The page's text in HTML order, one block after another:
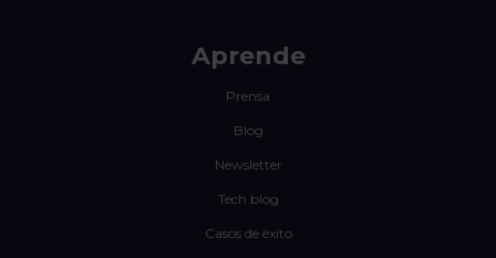
Aprende
Prensa
Blog
Newsletter
Tech blog
Casos de éxito